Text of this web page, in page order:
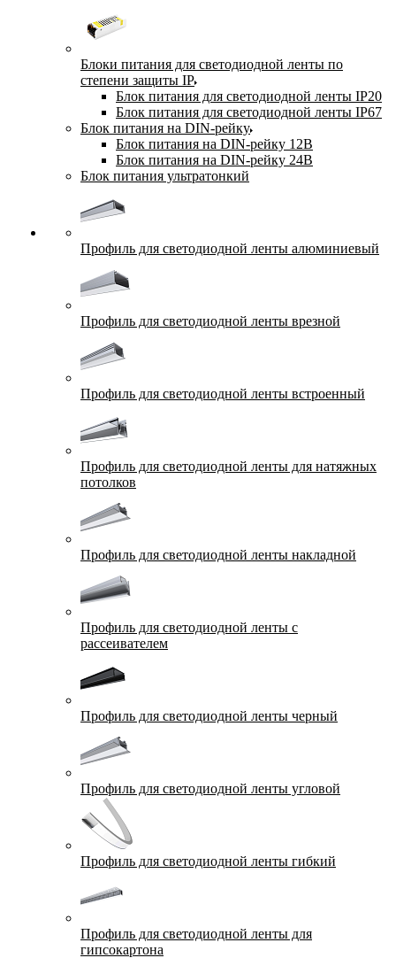
Блоки питания для светодиодной ленты по
степени защиты IP
Блок питания для светодиодной ленты IP20
Блок питания для светодиодной ленты IP67
Блок питания на DIN-рейку
Блок питания на DIN-рейку 12В
Блок питания на DIN-рейку 24В
Блок питания ультратонкий
Профиль для светодиодной ленты алюминиевый
Профиль для светодиодной ленты врезной
Профиль для светодиодной ленты встроенный
Профиль для светодиодной ленты для натяжных
потолков
Профиль для светодиодной ленты накладной
Профиль для светодиодной ленты с
рассеивателем
Профиль для светодиодной ленты черный
Профиль для светодиодной ленты угловой
Профиль для светодиодной ленты гибкий
Профиль для светодиодной ленты для
гипсокартона